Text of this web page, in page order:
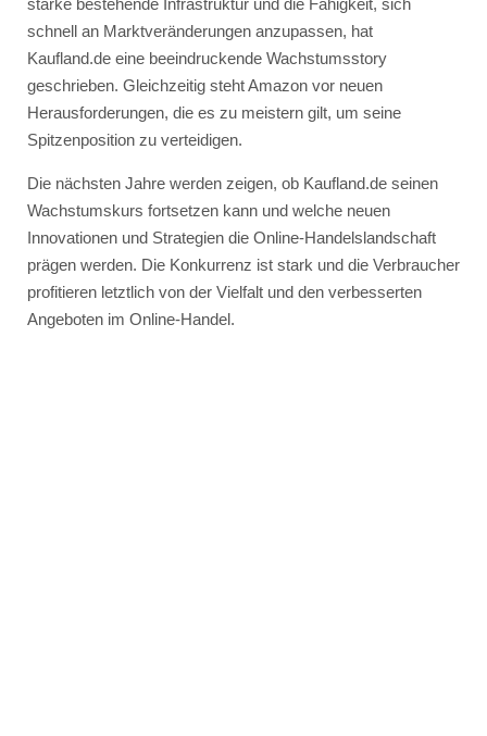
schnell an Marktveränderungen anzupassen, hat
Kaufland.de eine beeindruckende Wachstumsstory
geschrieben. Gleichzeitig steht Amazon vor neuen
Herausforderungen, die es zu meistern gilt, um seine
Spitzenposition zu verteidigen.
Die nächsten Jahre werden zeigen, ob Kaufland.de seinen
Wachstumskurs fortsetzen kann und welche neuen
Innovationen und Strategien die Online-Handelslandschaft
prägen werden. Die Konkurrenz ist stark und die Verbraucher
profitieren letztlich von der Vielfalt und den verbesserten
Angeboten im Online-Handel.